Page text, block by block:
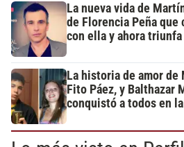
La nueva vida de
de Florencia Peña
con ella y ahora
La historia de amor de
Fito Páez, y Balthazar
conquistó a todos en